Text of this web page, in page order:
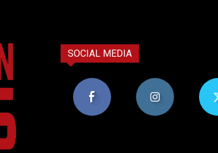
SOCIAL MEDIA